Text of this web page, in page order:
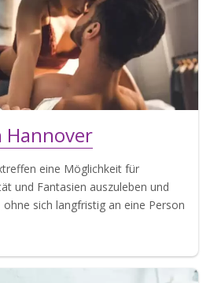
Hannover
eine Möglichkeit für
und Fantasien auszuleben und
sich langfristig an eine Person